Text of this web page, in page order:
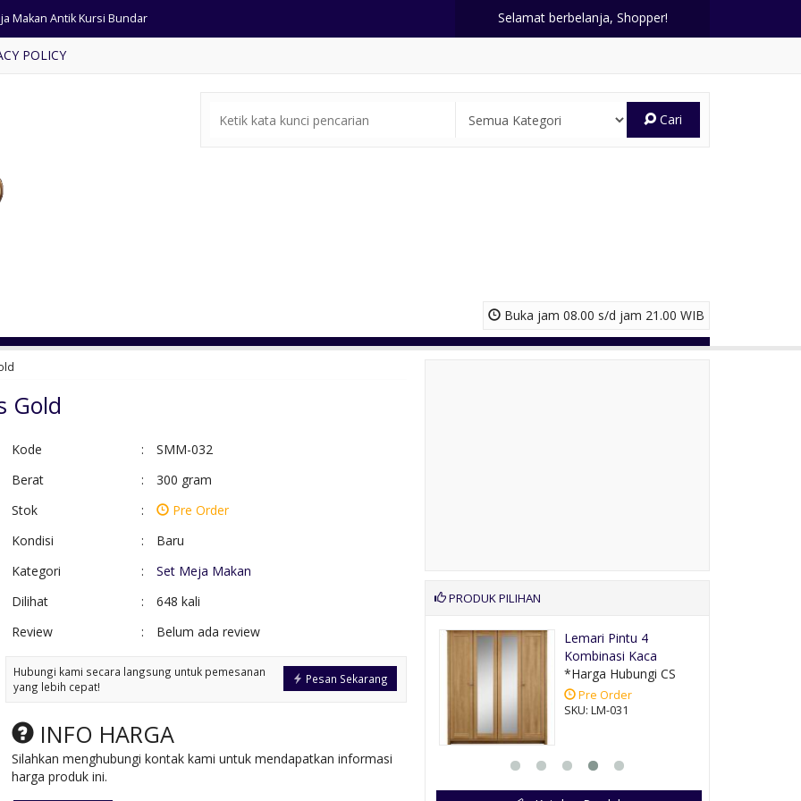
Minimalis pintu 3 Ukiran
Makan jati Kursi Jari-jari
Tamu Minimalis Terbaru
Set Klasik Ukiran Jati
Selamat berbelanja, Shopper!
POLICY
Cari
Buka jam 08.00 s/d jam 21.00 WIB
Gold
Kode :
SMM-032
Berat
:
300 gram
Stok
:
Pre Order
Kondisi
:
Baru
Kategori
:
Set Meja Makan
Dilihat
:
648 kali
Review
: Belum ada review
Pesan Sekarang
Hubungi kami secara langsung untuk pemesanan
yang lebih cepat!
INFO HARGA
Silahkan menghubungi kontak kami untuk mendapatkan informasi
harga produk ini.
PRODUK PILIHAN
Kursi Tamu Ukiran
*Harga Hubungi CS
Pre Order
*Harga Hubungi CS
Pre Order
Meja Makan Jati
Ukiran Jepara
*Harga Hubungi CS
Pre Order
SKU: SMMUM-014